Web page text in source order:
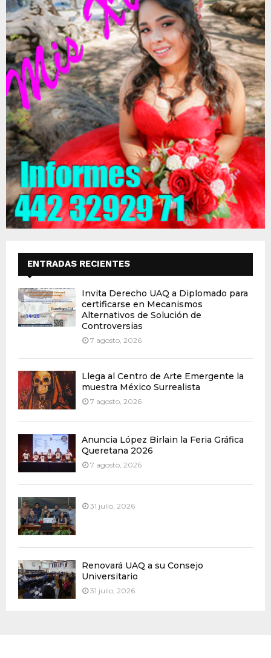
ENTRADAS RECIENTES
Invita Derecho UAQ a Diplomado para
certificarse en Mecanismos
Alternativos de Solución de
Controversias
7 agosto, 2026
Llega al Centro de Arte Emergente la
muestra México Surrealista
7 agosto, 2026
Anuncia López Birlain la Feria Gráfica
Queretana 2026
7 agosto, 2026
31 julio, 2026
Renovará UAQ a su Consejo
Universitario
31 julio, 2026